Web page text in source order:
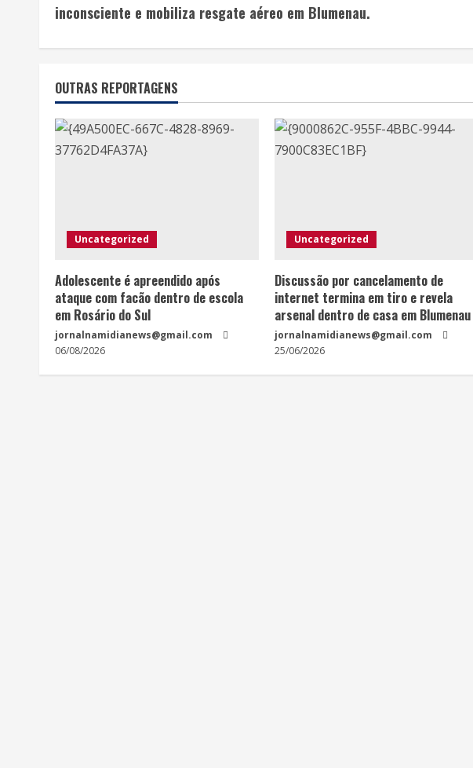
inconsciente e mobiliza resgate aéreo em Blumenau.
OUTRAS REPORTAGENS
Uncategorized
Adolescente é apreendido após
ataque com facão dentro de escola
em Rosário do Sul
jornalnamidianews@gmail.com
06/08/2026
Uncategorized
Discussão por cancelamento de
internet termina em tiro e revela
arsenal dentro de casa em Blumenau
jornalnamidianews@gmail.com
25/06/2026